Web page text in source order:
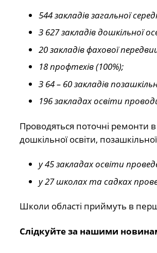
544 закладів загальної
З 627 закладів дошкільної
20 закладів фахової
18 профтехів (100%);
З 64 – 60 закладів
196 закладах освіти
Проводяться поточні ремонти
дошкільної освіти,
у 45 закладах освіти
у 27 школах та садках
Школи області приймуть в
Слідкуйте за нашими